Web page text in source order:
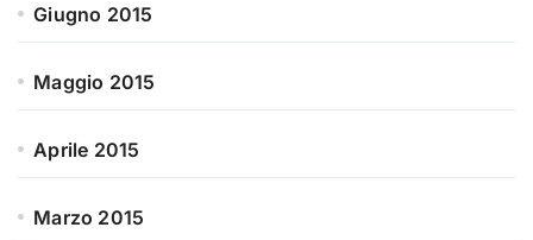
Giugno 2015
Maggio 2015
Aprile 2015
Marzo 2015